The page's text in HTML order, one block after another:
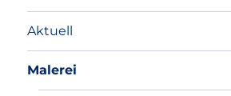
Aktuell
Malerei